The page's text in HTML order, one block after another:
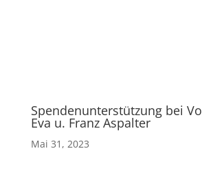
Spendenunterstützung bei
Eva u. Franz Aspalter
Mai 31, 2023